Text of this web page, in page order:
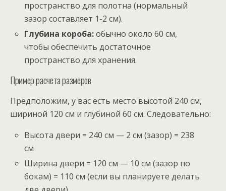
пространство для полотна (нормальный
зазор составляет 1-2 см).
Глубина короба:обычно около 60 см,
чтобы обеспечить достаточное
пространство для хранения.
Пример расчета размеров
Предположим, у вас есть место высотой 240 см,
шириной 120 см и глубиной 60 см. Следовательно:
Высота двери = 240 см — 2 см (зазор) = 238
см
Ширина двери = 120 см — 10 см (зазор по
бокам) = 110 см (если вы планируете делать